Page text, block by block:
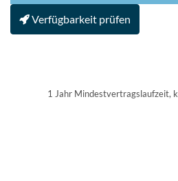
Verfügbarkeit prüfen
1 Jahr Mindestvertragslaufzeit,